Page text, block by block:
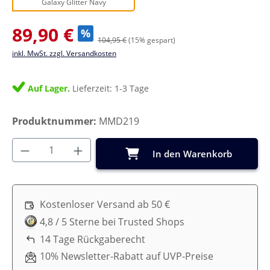
Verkaufspreis:
89,90 € % 104,95 €(15% gespart)
inkl. MwSt. zzgl. Versandkosten
Auf Lager. Lieferzeit: 1-3 Tage
Produktnummer: MMD219
Produkt Anzahl: Gib den gewünschten
In den Warenkorb
Kostenloser Versand ab 50 €
4,8 / 5 Sterne bei Trusted Shops
14 Tage Rückgaberecht
10% Newsletter-Rabatt auf UVP-Preise